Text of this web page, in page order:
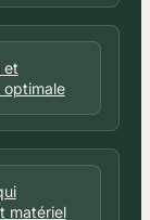
et
optimale
matériel